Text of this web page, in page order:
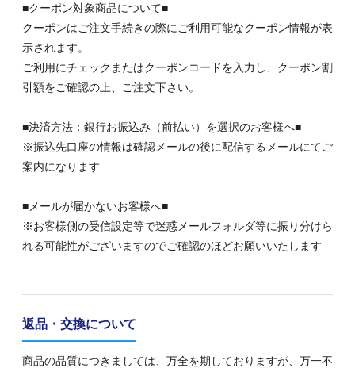
■クーポン対象商品について■
クーポンはご注文手続きの際にご利用可能なクーポン情報が表
示されます。
ご利用にチェックまたはクーポンコードを入力し、クーポン割
引額をご確認の上、ご注文下さい。
■決済方法：銀行お振込み（前払い）を選択のお客様へ■
※振込先口座の情報は確認メールの後に配信するメールにてご
案内になります
■メールが届かないお客様へ■
※お客様側の受信設定等で迷惑メールフォルダ等に振り分けら
れる可能性がございますのでご確認のほどお願いいたします
返品・交換について
商品の品質につきましては、万全を期しておりますが、万一不